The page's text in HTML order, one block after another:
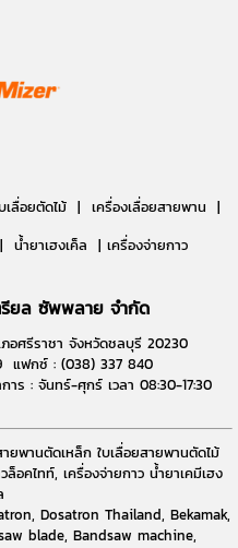
เลื่อยตัดไม้ | เครื่องเลื่อยสายพาน |
ำยาเฮงเค็ล | เครื่องจ่ายกาว
ยล ซัพพลาย จำกัด
อศรีราชา จังหวัดชลบุรี 20230
แฟกซ์ : (038) 337 840
การ : จันทร์-ศุกร์ เวลา 08:30-17:30
ยพานตัดเหล็ก ใบเลื่อยสายพานตัดไม้
อคไทท์, เครื่องจ่ายกาว น้ำยาเคมีเฮง
Dosatron Thailand, Bekamak,
blade, Bandsaw machine,